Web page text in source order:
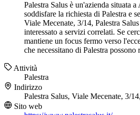
Palestra Salus è un'azienda situata a
soddisfare la richiesta di Palestra e
Viale Mecenate, 3/14, Palestra
interessato a servizi correlati. Se
mantiene un focus fermo verso
che necessitano di Palestra possono
Attività
Palestra
Indirizzo
Palestra Salus, Viale Mecenate, 3/
Sito web